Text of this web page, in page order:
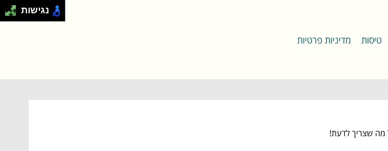
טיסות מדיניות פרטיות
מה שצריך לדעת!
נגישות